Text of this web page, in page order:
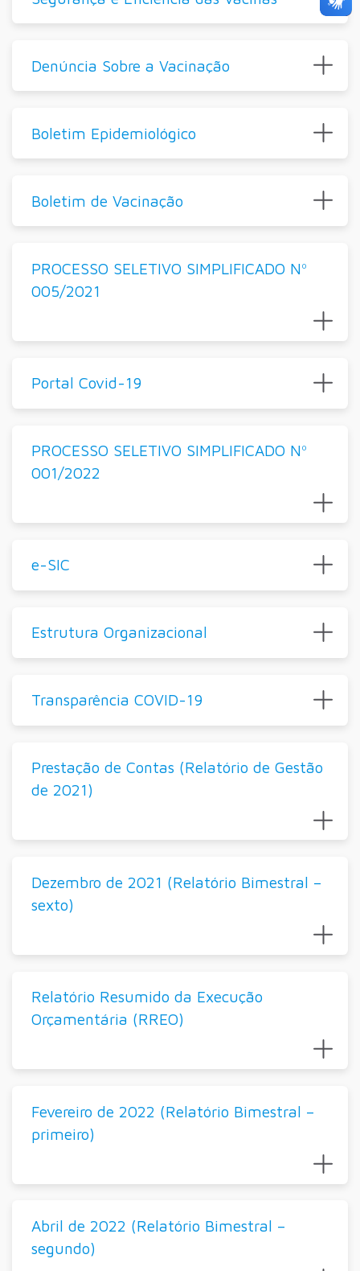
Denúncia Sobre a Vacinação
Boletim Epidemiológico
Boletim de Vacinação
PROCESSO SELETIVO SIMPLIFICADO Nº
005/2021
Portal Covid-19
PROCESSO SELETIVO SIMPLIFICADO Nº
001/2022
e-SIC
Estrutura Organizacional
Transparência COVID-19
Prestação de Contas (Relatório de Gestão
de 2021)
Dezembro de 2021 (Relatório Bimestral –
sexto)
Relatório Resumido da Execução
Orçamentária (RREO)
Fevereiro de 2022 (Relatório Bimestral –
primeiro)
Abril de 2022 (Relatório Bimestral –
segundo)